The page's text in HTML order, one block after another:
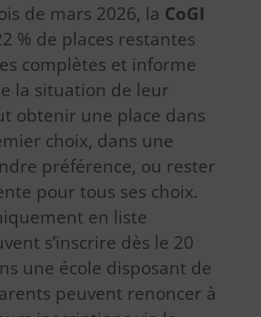
de mars 2026, la CoGI
% de places restantes
complètes et informe
la situation de leur
obtenir une place dans
choix, dans une
préférence, ou rester
pour tous ses choix.
en liste
s’inscrire dès le 20
une école disposant de
peuvent renoncer à